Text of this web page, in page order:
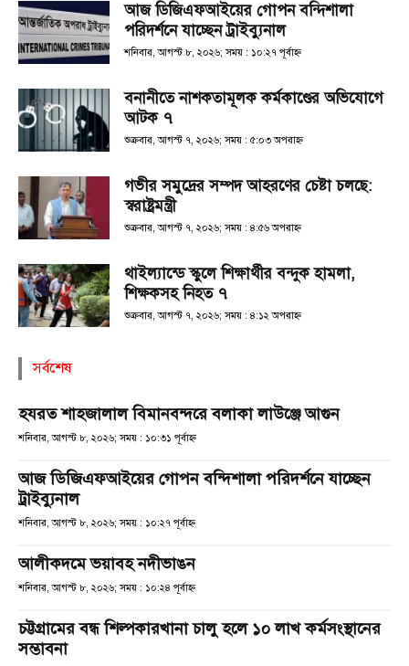
আজ ডিজিএফআইয়ের গোপন বন্দিশালা
পরিদর্শনে যাচ্ছেন ট্রাইব্যুনাল
শনিবার, আগস্ট ৮, ২০২৬; সময় : ১০:২৭ পূর্বাহ্ণ
বনানীতে নাশকতামূলক কর্মকাণ্ডের অভিযোগে
আটক ৭
শুক্রবার, আগস্ট ৭, ২০২৬; সময় : ৫:০৩ অপরাহ্ণ
গভীর সমুদ্রের সম্পদ আহরণের চেষ্টা চলছে:
স্বরাষ্ট্রমন্ত্রী
শুক্রবার, আগস্ট ৭, ২০২৬; সময় : ৪:৫৬ অপরাহ্ণ
থাইল্যান্ডে স্কুলে শিক্ষার্থীর বন্দুক হামলা,
শিক্ষকসহ নিহত ৭
শুক্রবার, আগস্ট ৭, ২০২৬; সময় : ৪:১২ অপরাহ্ণ
সর্বশেষ
হযরত শাহজালাল বিমানবন্দরে বলাকা লাউঞ্জে আগুন
শনিবার, আগস্ট ৮, ২০২৬; সময় : ১০:৩১ পূর্বাহ্ণ
আজ ডিজিএফআইয়ের গোপন বন্দিশালা পরিদর্শনে যাচ্ছেন
ট্রাইব্যুনাল
শনিবার, আগস্ট ৮, ২০২৬; সময় : ১০:২৭ পূর্বাহ্ণ
আলীকদমে ভয়াবহ নদীভাঙন
শনিবার, আগস্ট ৮, ২০২৬; সময় : ১০:২৪ পূর্বাহ্ণ
চট্টগ্রামের বন্ধ শিল্পকারখানা চালু হলে ১০ লাখ কর্মসংস্থানের
সম্ভাবনা